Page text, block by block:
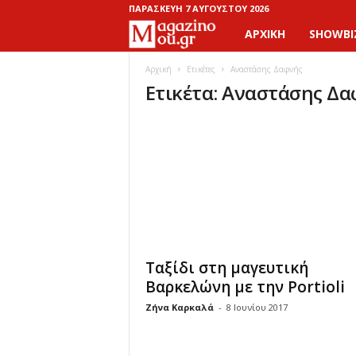
ΠΑΡΑΣΚΕΥΉ 7 ΑΥΓΟΎΣΤΟΥ 2026
a
g
o
M
ΑΡΧΙΚΉ
Αρχική Ετικέτες Αναστάσης Δαφνής
Ετικέτα: Αναστάσης
Ταξίδι στη μαγευτική
Βαρκελώνη με την Portioli
Ζήνα Καρκαλά - 8 Ιουνίου 2017